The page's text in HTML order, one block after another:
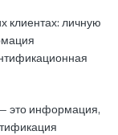
клиентах: личную
это информация,